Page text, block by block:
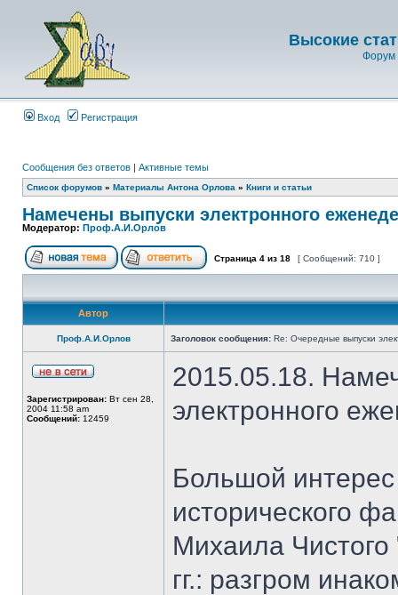
Высокие
Форум
Вход Регистрация
Сообщения без ответов | Активные темы
Список форумов » Материалы Антона Орлова » Книги и статьи
Намечены выпуски электронного
Модератор: Проф.А.И.Орлов
Страница 4 из 18 [ Сообщений: 710 ]
Автор
Проф.А.И.Орлов Заголовок сообщения: Re: Очередные выпуски
Зарегистрирован: Вт сен 28,
2004 11:58 am
Сообщений: 12459
2015.05.18.
электронного
Большой интерес
исторического
Михаила
гг.: разгром